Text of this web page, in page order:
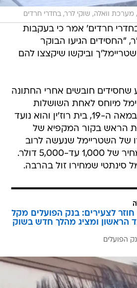
מערכת וואלה, שוקי לרר, בחדרי חרדים
חרדים' אמר כי בעקבות
"החסידים הגיעו הבוקר
וביקשו שיקצצו להם
שחסידים חובשים אחרי החתונה
מיוחס לאחת השושלות
החשובות בחסידות במאה ה-19, בית רוז'ין והוא נועד
הראש בקור המקפיא של
של השטריימל שנעשה לרוב
בעבודת יד נמכר במחיר של 1,000 עד-5,000 דולר.
סינתטי שמחירו זול בהרבה.
לצעירים: בנק הפועלים מקל
הראשון ומציג מהלך חדש בשוק
הפועלים